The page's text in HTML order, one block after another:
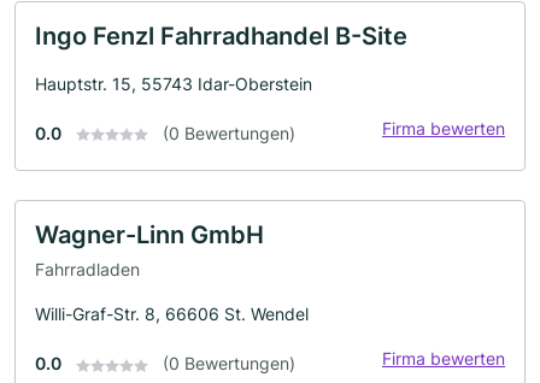
Ingo Fenzl Fahrradhandel B-Site
Hauptstr. 15, 55743 Idar-Oberstein
0.0 (0 Bewertungen) Firma bewerten
Wagner-Linn GmbH
Fahrradladen
Willi-Graf-Str. 8, 66606 St. Wendel
0.0 (0 Bewertungen) Firma bewerten